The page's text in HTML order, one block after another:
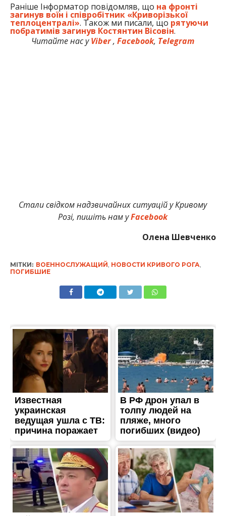
Раніше Інформатор повідомляв, що на фронті
загинув воїн і співробітник «Криворізької
теплоцентралі». Також ми писали, що рятуючи
побратимів загинув Костянтин Вісовін.
Читайте нас уViber,Facebook, Telegram
Стали свідком надзвичайних ситуацій у Кривому
Розі, пишіть нам уFacebook
Олена Шевченко
МІТКИ: ВОЕННОСЛУЖАЩИЙ НОВОСТИ КРИВОГО РОГА
ПОГИБШИЕ